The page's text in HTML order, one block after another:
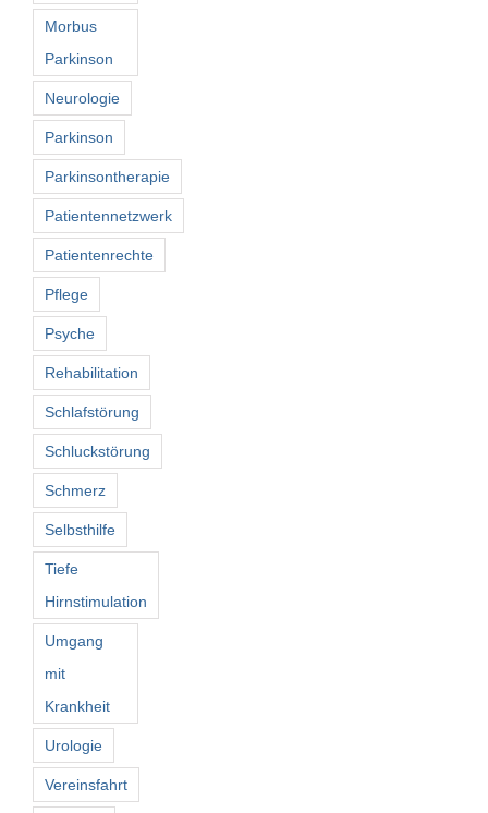
Morbus
Parkinson
Neurologie
Parkinson
Parkinsontherapie
Patientennetzwerk
Patientenrechte
Pflege
Psyche
Rehabilitation
Schlafstörung
Schluckstörung
Schmerz
Selbsthilfe
Tiefe
Hirnstimulation
Umgang
mit
Krankheit
Urologie
Vereinsfahrt